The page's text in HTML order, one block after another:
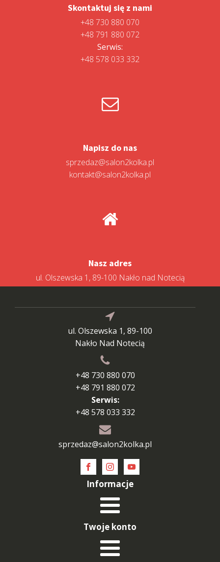
Skontaktuj się z nami
+48 730 880 070
+48 791 880 072
Serwis:
+48 578 033 332
Napisz do nas
sprzedaz@salon2kolka.pl
kontakt@salon2kolka.pl
Nasz adres
ul. Olszewska 1, 89-100 Nakło nad Notecią
ul. Olszewska 1, 89-100
Nakło Nad Notecią
+48 730 880 070
+48 791 880 072
Serwis:
+48 578 033 332
sprzedaz@salon2kolka.pl
Informacje
Twoje konto